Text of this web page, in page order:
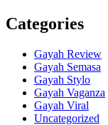
Categories
Gayah Review
Gayah Semasa
Gayah Stylo
Gayah Vaganza
Gayah Viral
Uncategorized